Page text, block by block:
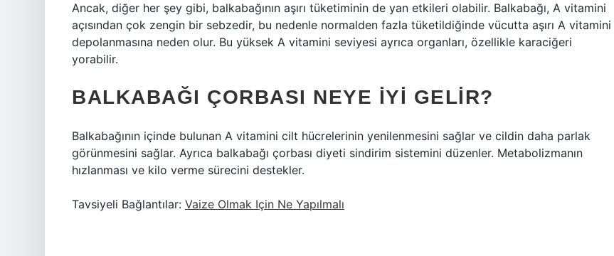
Ancak, diğer her şey gibi, balkabağının aşırı tüketiminin de yan etkileri olabilir. Balkabağı, A vitamini
açısından çok zengin bir sebzedir, bu nedenle normalden fazla tüketildiğinde vücutta aşırı A vitamini
depolanmasına neden olur. Bu yüksek A vitamini seviyesi ayrıca organları, özellikle karaciğeri
yorabilir.
BALKABAĞI ÇORBASI NEYE IYI GELIR?
Balkabağının içinde bulunan A vitamini cilt hücrelerinin yenilenmesini sağlar ve cildin daha parlak
görünmesini sağlar. Ayrıca balkabağı çorbası diyeti sindirim sistemini düzenler. Metabolizmanın
hızlanması ve kilo verme sürecini destekler.
Tavsiyeli Bağlantılar: Vaize Olmak Için Ne Yapılmalı